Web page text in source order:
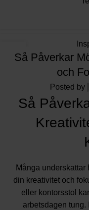
NOVSå Påverkar
och
Posted by
Så
Många
din kreativitet och
eller kontorsstol
arbetsdagen tung.